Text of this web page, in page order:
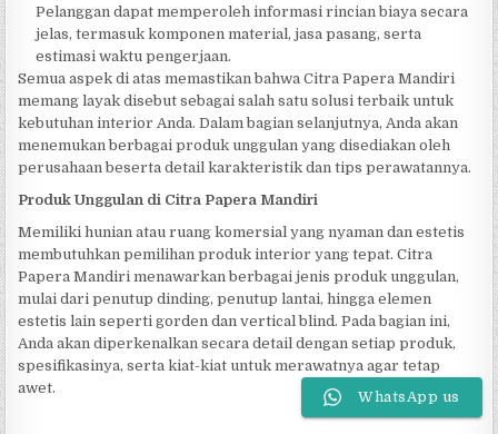
Pelanggan dapat memperoleh informasi rincian biaya secara
jelas, termasuk komponen material, jasa pasang, serta
estimasi waktu pengerjaan.
Semua aspek di atas memastikan bahwa Citra Papera Mandiri
memang layak disebut sebagai salah satu solusi terbaik untuk
kebutuhan interior Anda. Dalam bagian selanjutnya, Anda akan
menemukan berbagai produk unggulan yang disediakan oleh
perusahaan beserta detail karakteristik dan tips perawatannya.
Produk Unggulan di Citra Papera Mandiri
Memiliki hunian atau ruang komersial yang nyaman dan estetis
membutuhkan pemilihan produk interior yang tepat. Citra
Papera Mandiri menawarkan berbagai jenis produk unggulan,
mulai dari penutup dinding, penutup lantai, hingga elemen
estetis lain seperti gorden dan vertical blind. Pada bagian ini,
Anda akan diperkenalkan secara detail dengan setiap produk,
spesifikasinya, serta kiat-kiat untuk merawatnya agar tetap
awet.
WhatsApp us